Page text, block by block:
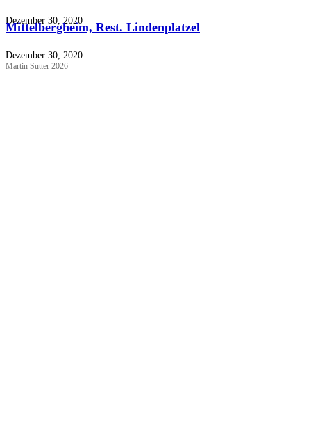
Dezember 30, 2020
Mittelbergheim, Rest. Lindenplatzel
Dezember 30, 2020
Martin Sutter 2026